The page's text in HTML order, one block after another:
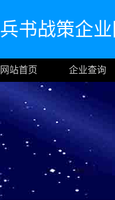
兵书战策企业
网站首页 企业查询